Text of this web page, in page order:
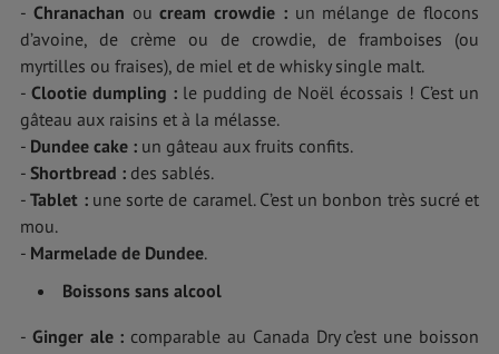
- Chranachan oucream crowdie :un mélange de flocons
d’avoine, de crème ou de crowdie, de framboises (ou
myrtilles ou fraises), de miel et de whisky single malt.
- Clootie dumpling : le pudding de Noël écossais ! C’est un
gâteau aux raisins et à la mélasse.
- Dundee cake : un gâteau aux fruits confits.
- Shortbread : des sablés.
-Tablet :une sorte de caramel. C’est un bonbon très sucré et
mou.
- Marmelade de Dundee.
Boissons sans alcool
- Ginger ale : comparable au Canada Dry c’est une boisson